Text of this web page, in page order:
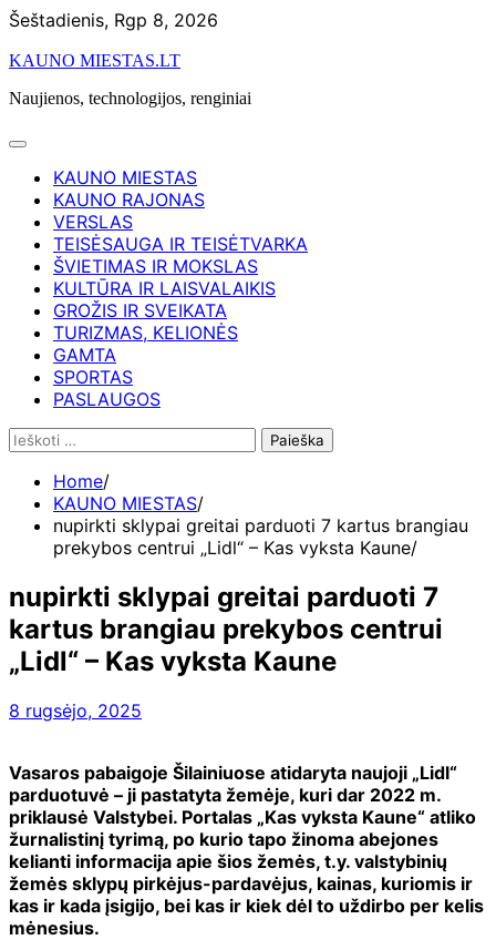
Skip
content
Šeštadienis, Rgp 8, 2026
KAUNO MIESTAS.LT
Naujienos, technologijos, renginiai
KAUNO MIESTAS
KAUNO RAJONAS
VERSLAS
TEISĖSAUGA IR TEISĖTVARKA
ŠVIETIMAS IR MOKSLAS
KULTŪRA IR LAISVALAIKIS
GROŽIS IR SVEIKATA
TURIZMAS, KELIONĖS
GAMTA
SPORTAS
PASLAUGOS
Ieškoti:
Home
KAUNO MIESTAS
nupirkti sklypai greitai parduoti 7 kartus brangiau
prekybos centrui „Lidl“ – Kas vyksta Kaune
nupirkti sklypai greitai parduoti 7
kartus brangiau prekybos centrui
„Lidl“ – Kas vyksta Kaune
8 rugsėjo, 2025
Vasaros pabaigoje Šilainiuose atidaryta naujoji „Lidl“
parduotuvė – ji pastatyta žemėje, kuri dar 2022 m.
priklausė Valstybei. Portalas „Kas vyksta Kaune“ atliko
žurnalistinį tyrimą, po kurio tapo žinoma abejones
kelianti informacija apie šios žemės, t.y. valstybinių
žemės sklypų pirkėjus-pardavėjus, kainas, kuriomis ir
kas ir kada įsigijo, bei kas ir kiek dėl to uždirbo per kelis
mėnesius.